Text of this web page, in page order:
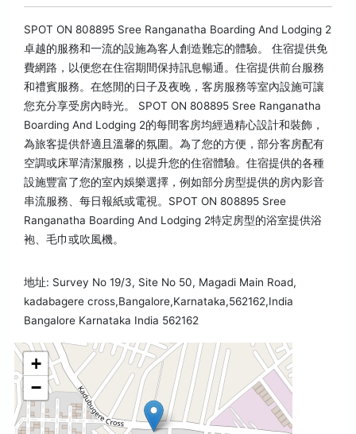
SPOT ON 808895 Sree Ranganatha Boarding And Lodging 2
卓越的服務和一流的設施為客人創造難忘的體驗。 住宿提供免
費網路，以便您在住宿期間保持訊息暢通。住宿提供前台服務
和禮賓服務。在悠閒的日子及夜晚，客房服務等室內設施可讓
您充分享受房內時光。 SPOT ON 808895 Sree Ranganatha
Boarding And Lodging 2的每間客房均經過精心設計和裝飾，
為旅客提供舒適且溫馨的氛圍。為了您的方便，部分客房配有
空調或床單清潔服務，以提升您的住宿體驗。住宿提供的各種
設施豐富了您的室內娛樂選擇，例如部分房型提供的房內影音
串流服務、每日報紙或電視。SPOT ON 808895 Sree
Ranganatha Boarding And Lodging 2特定房型的浴室提供浴
袍、毛巾或吹風機。
地址: Survey No 19/3, Site No 50, Magadi Main Road,
kadabagere cross,Bangalore,Karnataka,562162,India
Bangalore Karnataka India 562162
+
−